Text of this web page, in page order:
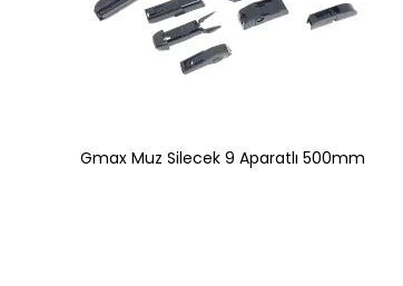
Gmax Muz Silecek 9 Aparatlı 500mm